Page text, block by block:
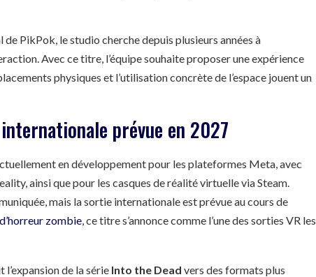
PikPok, le studio cherche depuis plusieurs années à
Avec ce titre, l’équipe souhaite proposer une expérience
physiques et l’utilisation concrète de l’espace jouent un
prévue en 2027
en développement pour les plateformes Meta, avec
ainsi que pour les casques de réalité virtuelle via Steam.
mais la sortie internationale est prévue au cours de
zombie , ce titre s’annonce comme l’une des sorties VR les
de la série Into the Dead vers des formats plus